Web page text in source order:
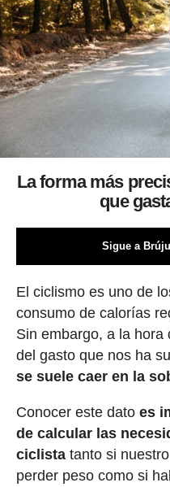
La forma más
que
Sigue a
El ciclismo es uno de
consumo de calorías
Sin embargo, a la hora
del gasto que nos ha
se suele caer en la
Conocer este dato es
de calcular las
ciclistatanto si
perder peso como si